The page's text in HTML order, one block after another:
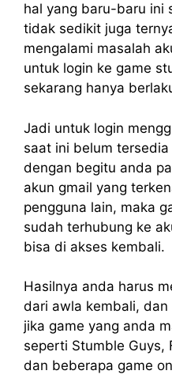
hal yang baru-baru ini
tidak sedikit juga
mengalami masalah
untuk login ke game
sekarang hanya
Jadi untuk login
saat ini belum
dengan begitu anda
akun gmail yang
pengguna lain, maka
sudah terhubung ke
bisa di akses kembali.
Hasilnya anda harus
dari awla kembali,
jika game yang anda
seperti Stumble Guys,
dan beberapa game